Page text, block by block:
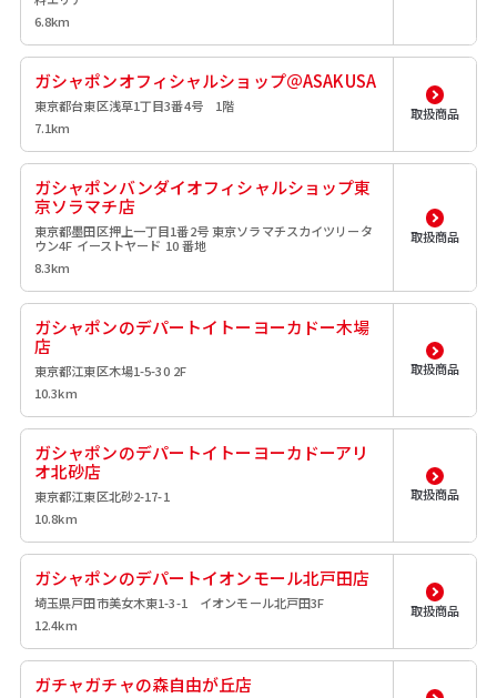
6.8km
ガシャポンオフィシャルショップ＠ASAKUSA
東京都台東区浅草1丁目3番4号 1階
7.1km
取扱商品
ガシャポンバンダイオフィシャルショップ東
京ソラマチ店
東京都墨田区押上一丁目1番2号 東京ソラマチスカイツリータ
ウン4F イーストヤード 10 番地
8.3km
取扱商品
ガシャポンのデパートイトーヨーカドー木場
店
東京都江東区木場1-5-30 2F
10.3km
取扱商品
ガシャポンのデパートイトーヨーカドーアリ
オ北砂店
東京都江東区北砂2-17-1
10.8km
取扱商品
ガシャポンのデパートイオンモール北戸田店
埼玉県戸田市美女木東1-3-1 イオンモール北戸田3F
12.4km
取扱商品
ガチャガチャの森自由が丘店